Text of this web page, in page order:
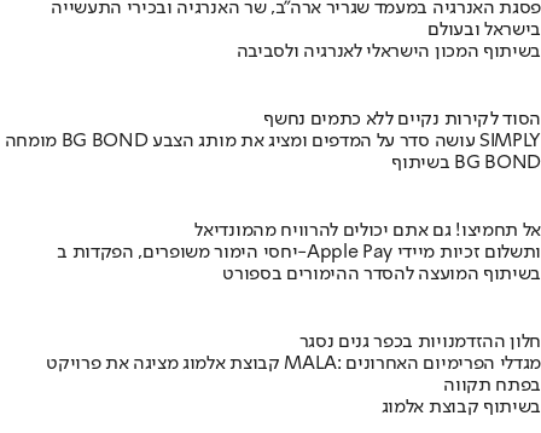
פסגת האנרגיה במעמד שגריר ארה"ב, שר האנרגיה ובכירי התעשייה
בישראל ובעולם
בשיתוף המכון הישראלי לאנרגיה ולסביבה
הסוד לקירות נקיים ללא כתמים נחשף
מומחה BG BOND עושה סדר על המדפים ומציג את מותג הצבע SIMPLY
בשיתוף BG BOND
אל תחמיצו! גם אתם יכולים להרוויח מהמונדיאל
יחסי הימור משופרים, הפקדות ב-Apple Pay ותשלום זכיות מיידי
בשיתוף המועצה להסדר ההימורים בספורט
חלון ההזדמנויות בכפר גנים נסגר
קבוצת אלמוג מציגה את פרויקט MALA: מגדלי הפרימיום האחרונים
בפתח תקווה
בשיתוף קבוצת אלמוג